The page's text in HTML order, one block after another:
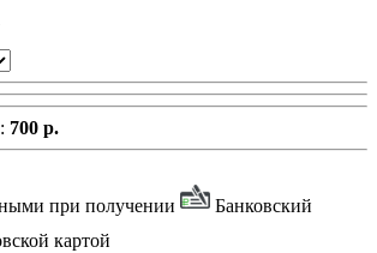
700 р.
при получении
Банковский
картой